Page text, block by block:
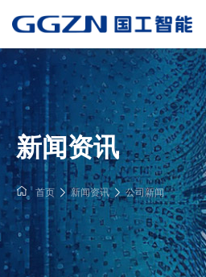
新闻资讯
首页 新闻资讯 公司新闻